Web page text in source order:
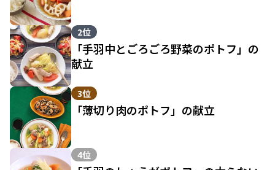
2位
「手羽中とごろごろ野菜のポトフ」の
献立
3位
「薄切り肉のポトフ」の献立
4位